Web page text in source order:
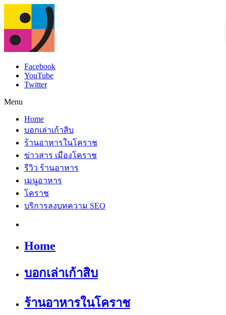
Facebook
YouTube
Twitter
Menu
Home
บอกเล่าเก้าสิบ
ร้านอาหารในโคราช
ข่าวสาร เมืองโคราช
รีวิว ร้านอาหาร
เมนูอาหาร
โคราช
บริการลงบทความ SEO
Home
บอกเล่าเก้าสิบ
ร้านอาหารในโคราช